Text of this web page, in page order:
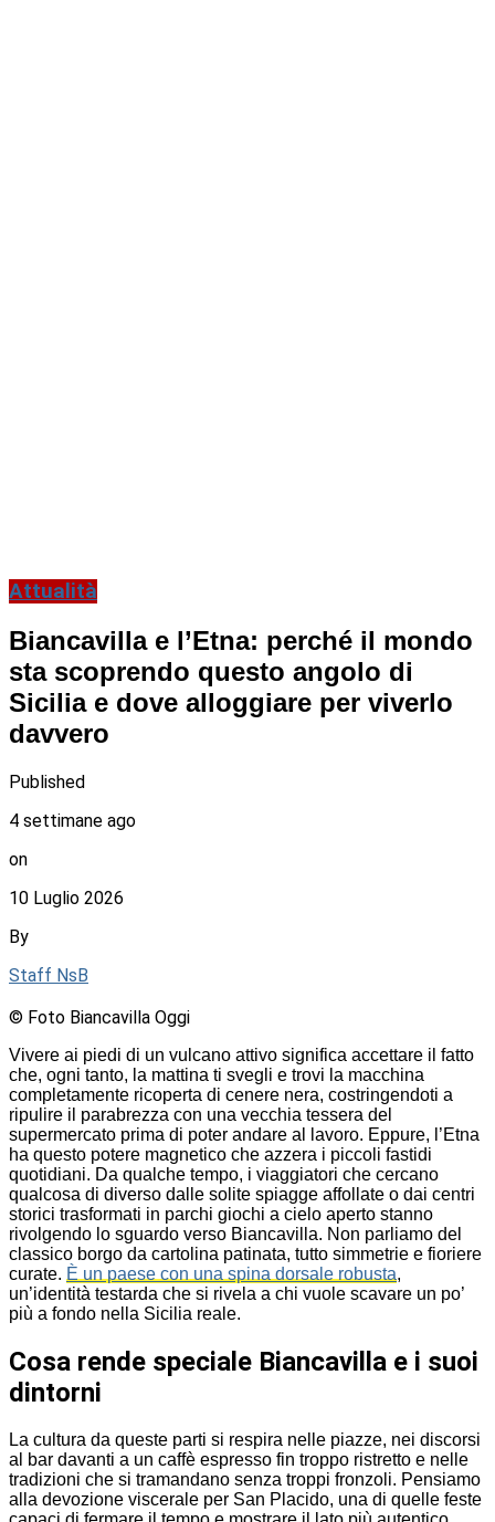
Attualità
Biancavilla e l’Etna: perché il mondo
sta scoprendo questo angolo di
Sicilia e dove alloggiare per viverlo
davvero
Published
4 settimane ago
on
10 Luglio 2026
By
Staff NsB
© Foto Biancavilla Oggi
Vivere ai piedi di un vulcano attivo significa accettare il fatto
che, ogni tanto, la mattina ti svegli e trovi la macchina
completamente ricoperta di cenere nera, costringendoti a
ripulire il parabrezza con una vecchia tessera del
supermercato prima di poter andare al lavoro. Eppure, l’Etna
ha questo potere magnetico che azzera i piccoli fastidi
quotidiani. Da qualche tempo, i viaggiatori che cercano
qualcosa di diverso dalle solite spiagge affollate o dai centri
storici trasformati in parchi giochi a cielo aperto stanno
rivolgendo lo sguardo verso Biancavilla. Non parliamo del
classico borgo da cartolina patinata, tutto simmetrie e fioriere
curate. È un paese con una spina dorsale robusta,
un’identità testarda che si rivela a chi vuole scavare un po’
più a fondo nella Sicilia reale.
Cosa rende speciale Biancavilla e i suoi
dintorni
La cultura da queste parti si respira nelle piazze, nei discorsi
al bar davanti a un caffè espresso fin troppo ristretto e nelle
tradizioni che si tramandano senza troppi fronzoli. Pensiamo
alla devozione viscerale per San Placido, una di quelle feste